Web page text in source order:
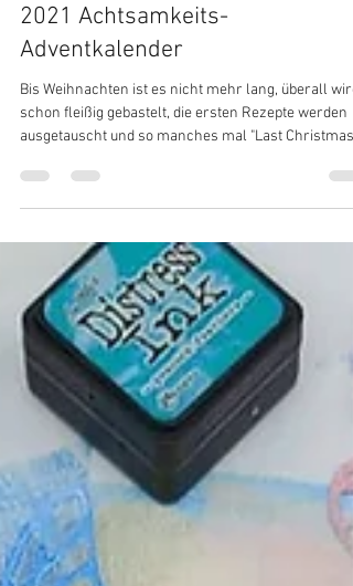
K.Howanietz
2021 Achtsamkeits-
Adventkalender
schon fleißig gebastelt, die ersten Rezepte werden
war sicher schon zu hören :-) Viele von euch sind
bestimmt schon in Weihnachtsstimmung, oder
Also ich persönlich liebe ja die Adventzeit und
versuche jedes Jahr erneut diesen ganz besonderen
Zauber zu erleben. Wir haben inzwischen ganz viele
Familienrituale auf die ich mich ganz besonders
Aber natürlich gehöre i